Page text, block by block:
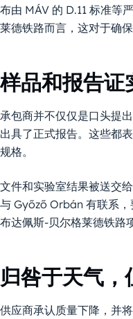
布由 MÁV 的 D.11 标准等
莱德铁路而言，这对于确
样品和报告证
承包商并不仅仅是口头提
出具了正式报告。这些都
规格。
文件和实验室结果被送交
与 Győző Orbán 有联系
布达佩斯-贝尔格莱德铁路
归咎于天气
供应商承认质量下降，并